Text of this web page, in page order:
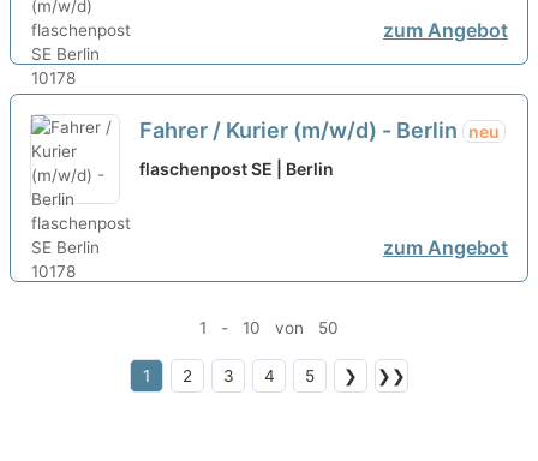
zum Angebot
Fahrer / Kurier (m/w/d) - Berlin
neu
flaschenpost SE | Berlin
zum Angebot
1 - 10 von 50
1 2 3 4 5 ❯ ❯❯